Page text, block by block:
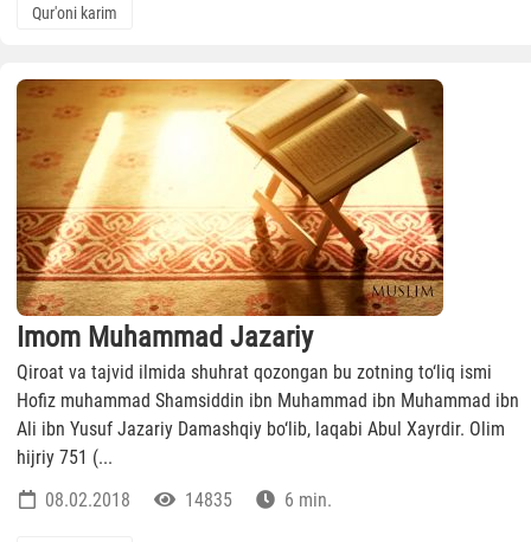
Qur'oni karim
Imom Muhammad Jazariy
Qiroat va tajvid ilmida shuhrat qozongan bu zotning to‘liq ismi
Hofiz muhammad Shamsiddin ibn Muhammad ibn Muhammad ibn
Ali ibn Yusuf Jazariy Damashqiy bo‘lib, laqabi Abul Xayrdir. Olim
hijriy 751 (...
08.02.2018
14835 6 min.